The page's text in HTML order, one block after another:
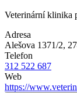
Veterinární klinika
Adresa
Alešova 1371/2,
Telefon
312 522 687
Web
https://